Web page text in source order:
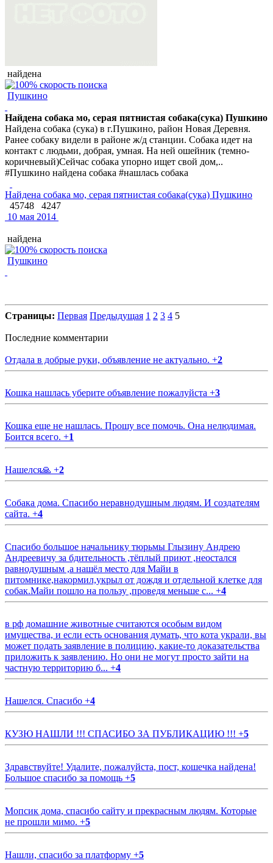
найдена
Пушкино
Найдена собака мо, серая пятнистая собака(сука) Пушкино
Найдена собака (сука) в г.Пушкино, район Новая Деревня.
Ранее собаку видели в районе ж/д станции. Собака идет на
контакт с людьми, добрая, умная. На ней ошейник (темно-
коричневый)Сейчас собака упорно ищет свой дом,..
#Пушкино найдена собака #нашлась собака
Найдена собака мо, серая пятнистая собака(сука) Пушкино
45748
4247
10 мая 2014
найдена
Пушкино
Страницы: Первая Предыдущая 1 2 3 4 5
Последние комментарии
Отдала в добрые руки, объявление не актуально. +2
Кошка нашлась уберите объявление пожалуйста +3
Кошка еще не нашлась. Прошу все помочь. Она нелюдимая.
Боится всего. +1
Нашелся🙏 +2
Собака дома. Спасибо неравнодушным людям. И создателям
сайта. +4
Спасибо большое начальнику тюрьмы Глызину Андрею
Андреевичу за бдительность ,тёплый приют ,неостался
равнодушным ,а нашёл место для Майи в
питомнике,накормил,укрыл от дождя и отдельной клетке для
собак.Майи пошло на пользу ,проведя меньше с... +4
в рф домашние животные считаются особым видом
имущества, и если есть основания думать, что кота украли, вы
может подать заявление в полицию, какие-то доказательства
приложить к заявлению. Но они не могут просто зайти на
частную территорию б... +4
Нашелся. Спасибо +4
КУЗЮ НАШЛИ !!! СПАСИБО ЗА ПУБЛИКАЦИЮ !!! +5
Здравствуйте! Удалите, пожалуйста, пост, кошечка найдена!
Большое спасибо за помощь +5
Мопсик дома, спасибо сайту и прекрасным людям. Которые
не прошли мимо. +5
Нашли, спасибо за платформу +5